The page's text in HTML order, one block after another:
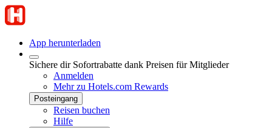
App herunterladen
Sichere dir Sofortrabatte dank Preisen für Mitglieder
Anmelden
Mehr zu Hotels.com Rewards
Posteingang
Reisen buchen
Hilfe